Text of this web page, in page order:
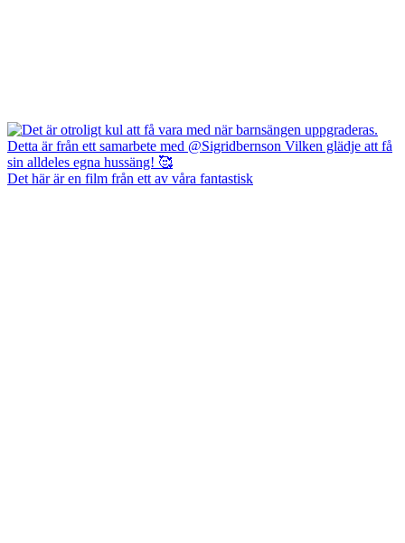
Det här är en film från ett av våra fantastisk